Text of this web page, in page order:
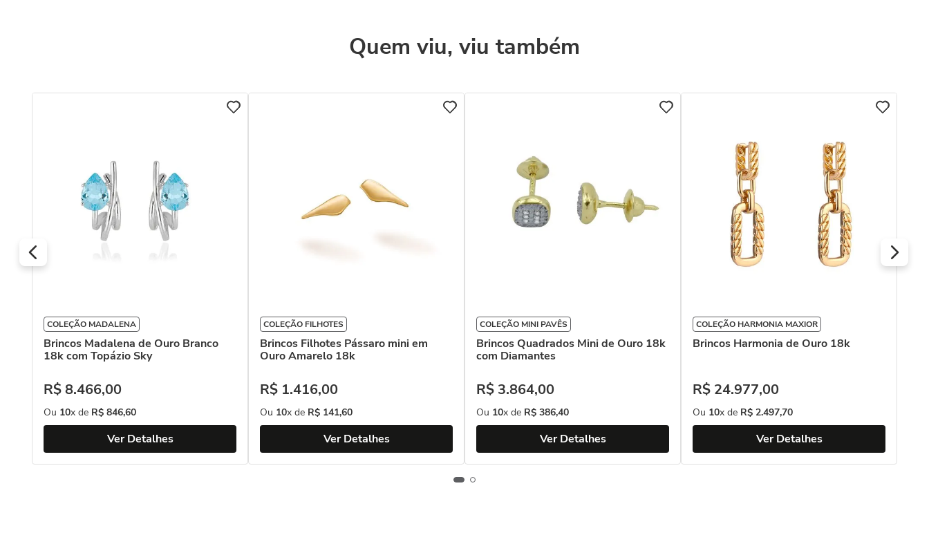
Quem viu, viu também
COLEÇÃO MADALENA
Brincos Madalena de Ouro Branco
18k com Topázio Sky
R$8.466,00
Ou 10x de R$ 846,60
Ver Detalhes
COLEÇÃO FILHOTES
Brincos Filhotes Pássaro mini em
Ouro Amarelo 18k
R$ 1.416,00
Ou 10x de R$ 141,60
Ver Detalhes
COLEÇÃO MINI PAVÊS
Brincos Quadrados Mini de Ouro 18k
com Diamantes
R$ 3.864,00
Ou 10x de R$ 386,40
Ver Detalhes
COLEÇÃO HARMONIA MAXIOR
Brincos Harmonia de Ouro 18k
R$ 24.977,00
Ou 10x de R$ 2.497,70
Ver Detalhes